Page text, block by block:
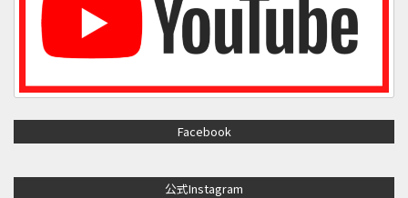
Facebook
公式Instagram